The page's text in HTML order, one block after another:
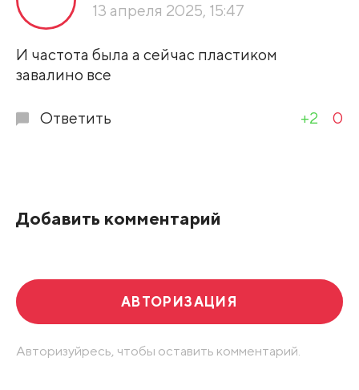
13 апреля 2025, 15:47
И частота была а сейчас пластиком
завалино все
Ответить +2 0
Добавить комментарий
АВТОРИЗАЦИЯ
Авторизуйресь, чтобы оставить комментарий.